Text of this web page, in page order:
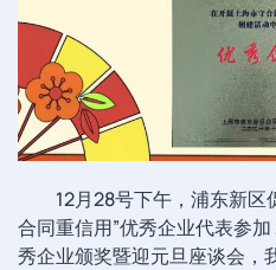
12月28号下午，浦东新区
合同重信用”优秀企业代表参
秀企业颁奖暨迎元旦座谈会，